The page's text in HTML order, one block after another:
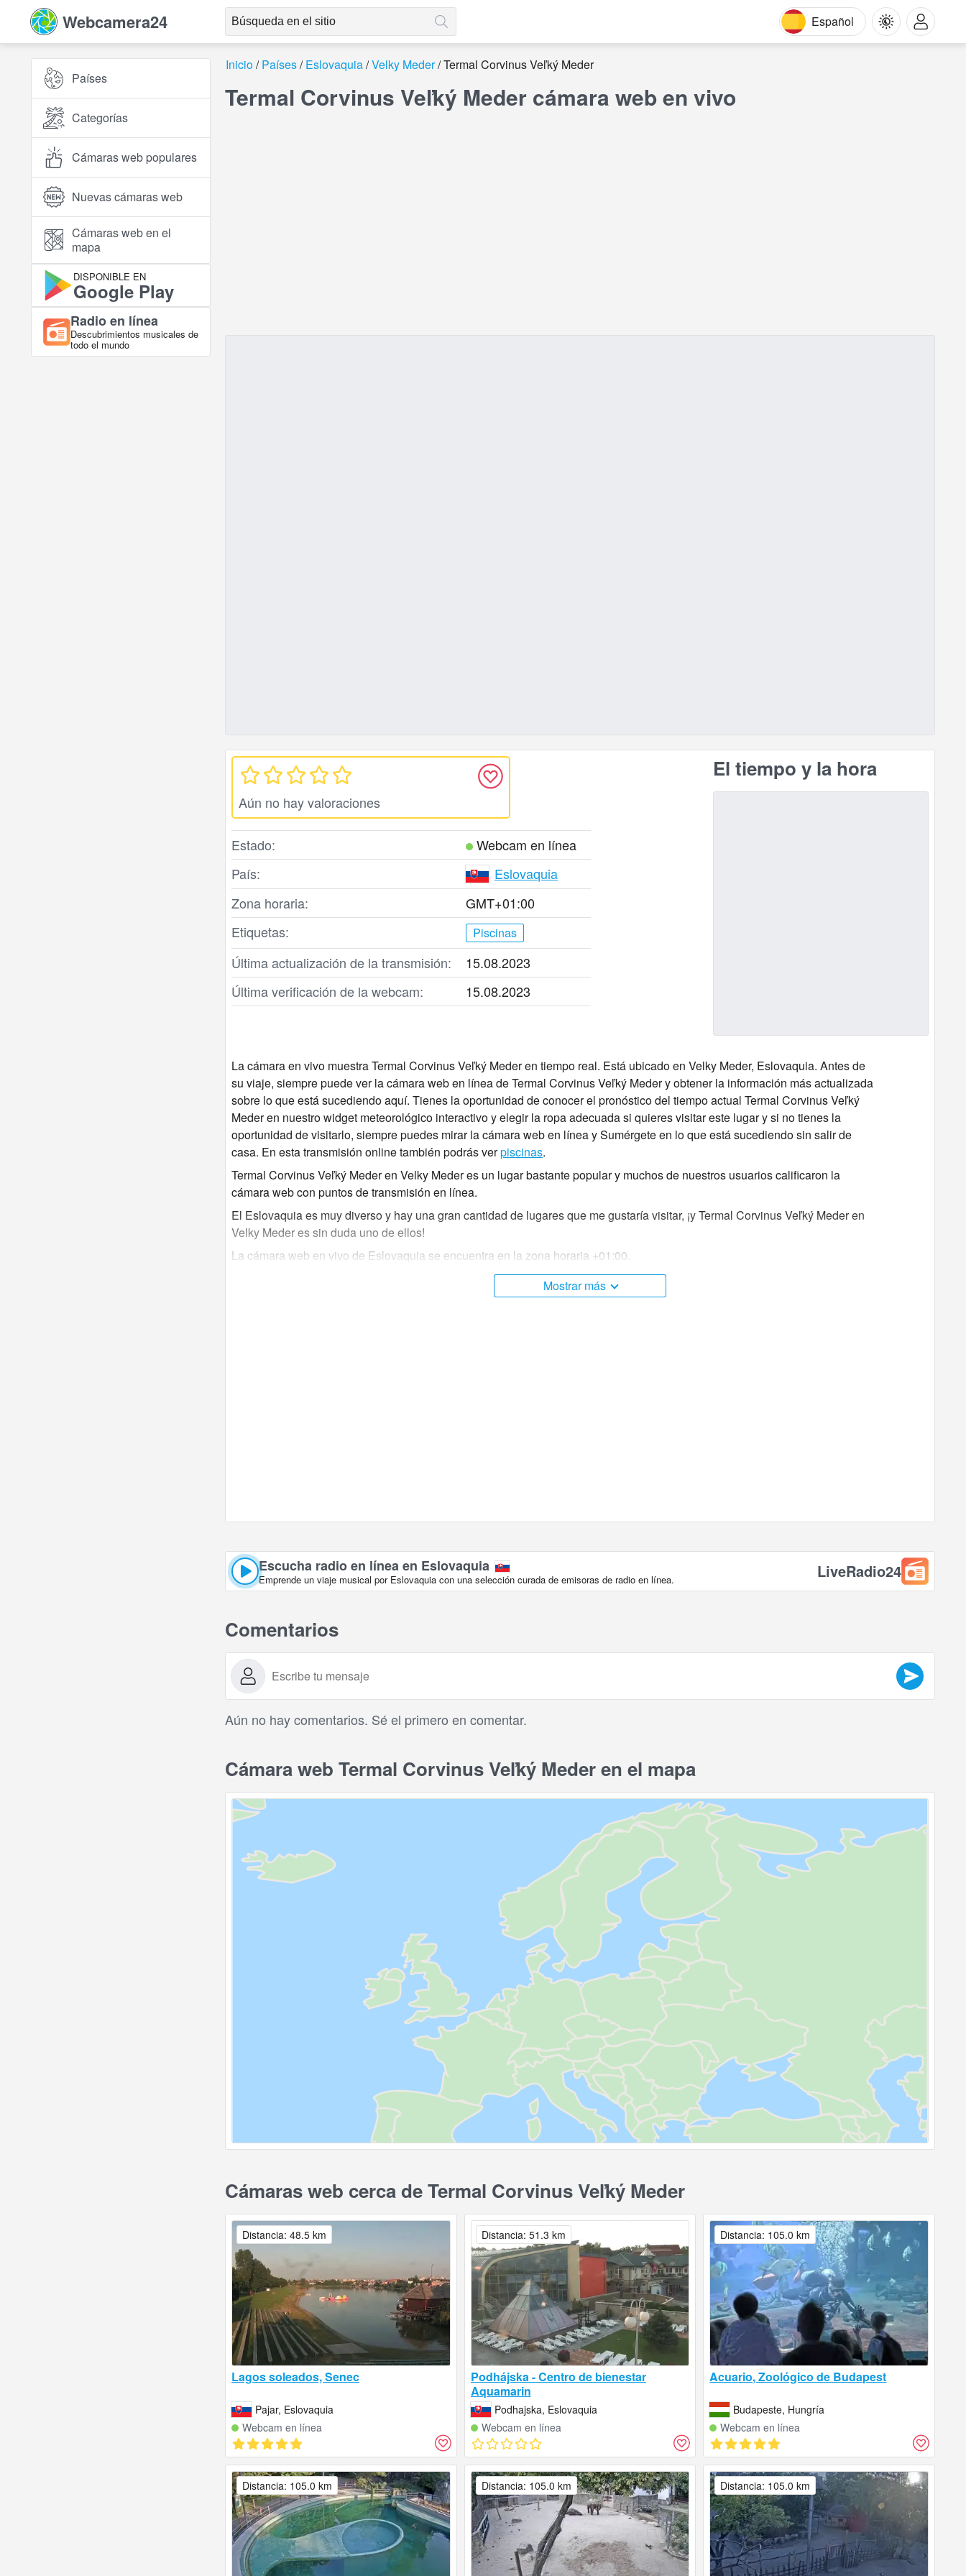
Webcamera24 Español
Países
Categorías
Cámaras web populares
Nuevas cámaras web
Cámaras web en el
mapa
DISPONIBLE EN
Google Play
Radio en línea
Descubrimientos musicales de
todo el mundo
Inicio Países Eslovaquia Velky Meder Termal Corvinus Veľký Meder
Termal Corvinus Veľký Meder cámara web en vivo
Aún no hay valoraciones
Estado:
Webcam en línea
País:
Eslovaquia
Zona horaria:
GMT+01:00
Etiquetas:
Piscinas
Última actualización de la transmisión:
15.08.2023
Última verificación de la webcam:
15.08.2023
El tiempo y la hora
La cámara en vivo muestra Termal Corvinus Veľký Meder en tiempo real. Está ubicado en Velky Meder, Eslovaquia. Antes de
su viaje, siempre puede ver la cámara web en línea de Termal Corvinus Veľký Meder y obtener la información más actualizada
sobre lo que está sucediendo aquí. Tienes la oportunidad de conocer el pronóstico del tiempo actual Termal Corvinus Veľký
Meder en nuestro widget meteorológico interactivo y elegir la ropa adecuada si quieres visitar este lugar y si no tienes la
oportunidad de visitarlo, siempre puedes mirar la cámara web en línea y Sumérgete en lo que está sucediendo sin salir de
casa. En esta transmisión online también podrás verpiscinas.
Termal Corvinus Veľký Meder en Velky Meder es un lugar bastante popular y muchos de nuestros usuarios calificaron la
cámara web con puntos de transmisión en línea.
El Eslovaquia es muy diverso y hay una gran cantidad de lugares que me gustaría visitar, ¡y Termal Corvinus Veľký Meder en
Velky Meder es sin duda uno de ellos!
La cámara web en vivo de Eslovaquia se encuentra en la zona horaria +01:00.
Mostrar más
Escucha radio en línea en Eslovaquia
Emprende un viaje musical por Eslovaquia con una selección curada de emisoras de radio en línea. LiveRadio24
Comentarios
Aún no hay comentarios. Sé el primero en comentar.
Cámara web Termal Corvinus Veľký Meder en el mapa
Cámaras web cerca de Termal Corvinus Veľký Meder
Lagos soleados, Senec
Pajar, Eslovaquia
Webcam en línea
Distancia: 48.5 km
Podhájska - Centro de bienestar
Aquamarin
Podhajska, Eslovaquia
Webcam en línea
Distancia: 51.3 km
Acuario, Zoológico de Budapest
Budapeste, Hungría
Webcam en línea
Distancia: 105.0 km
Distancia: 105.0 km Distancia: 105.0 km Distancia: 105.0 km